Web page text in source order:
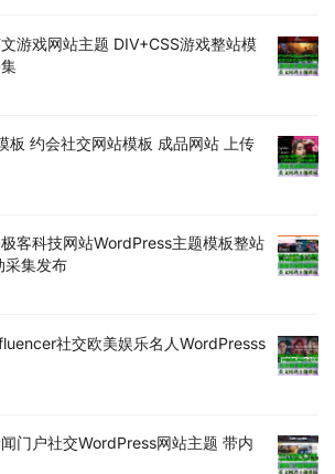
游戏网站主题 DIV+CSS游戏整站模
板 约会社交网站模板 成品网站 上传
客科技网站WordPress主题模板整站
采集发布
社交欧美娱乐名人WordPresss
门户社交WordPress网站主题 带内